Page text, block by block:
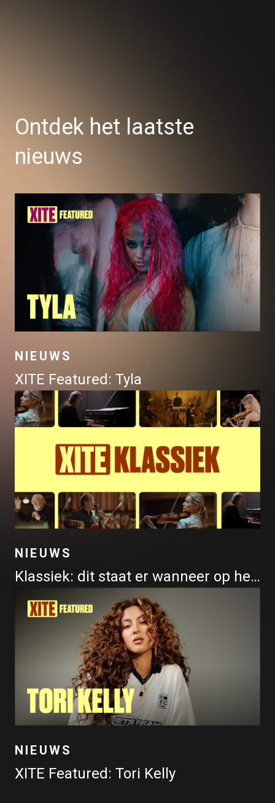
Ontdek het laatste
nieuws
NIEUWS
XITE Featured: Tyla
NIEUWS
Klassiek: dit staat er wanneer op het programma
NIEUWS
XITE Featured: Tori Kelly